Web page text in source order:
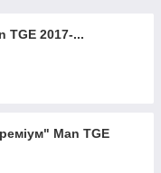
TGE 2017-...
Man TGE